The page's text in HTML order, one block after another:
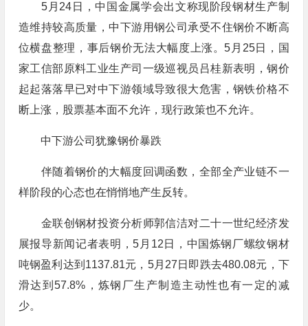
5月24日，中国金属学会出文称现阶段钢材生产制
造维持较高质量，中下游用钢公司承受不住钢价不断高
位横盘整理，事后钢价无法大幅度上涨。5月25日，国
家工信部原料工业生产司一级巡视员吕桂新表明，钢价
起起落落早已对中下游领域导致很大危害，钢铁价格不
断上涨，股票基本面不允许，现行政策也不允许。
中下游公司犹豫钢价暴跌
伴随着钢价的大幅度回调函数，全部全产业链不一
样阶段的心态也在悄悄地产生反转。
金联创钢材投资分析师郭信洁对二十一世纪经济发
展报导新闻记者表明，5月12日，中国炼钢厂螺纹钢材
吨钢盈利达到1137.81元，5月27日即跌去480.08元，下
滑达到57.8%，炼钢厂生产制造主动性也有一定的减
少。